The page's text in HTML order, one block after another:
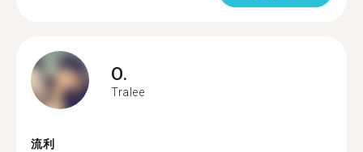
O.
Tralee
流利